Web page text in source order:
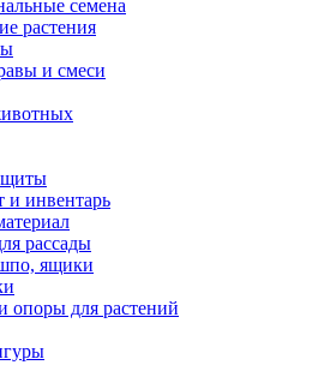
семена
растения
и смеси
и инвентарь
рассады
ящики
опоры для растений